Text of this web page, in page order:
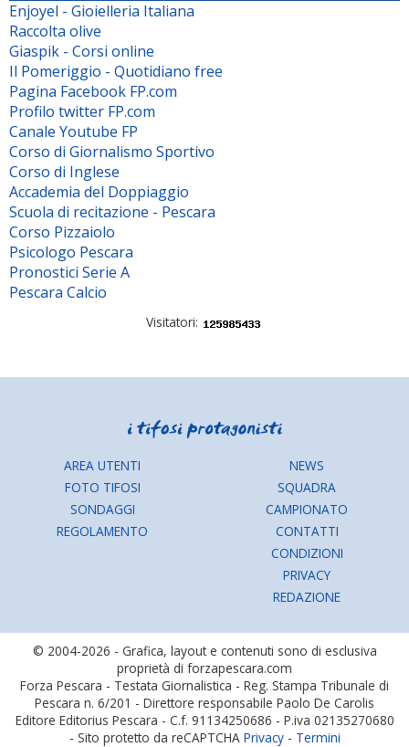
Enjoyel - Gioielleria Italiana
Raccolta olive
Giaspik - Corsi online
Il Pomeriggio - Quotidiano free
Pagina Facebook FP.com
Profilo twitter FP.com
Canale Youtube FP
Corso di Giornalismo Sportivo
Corso di Inglese
Accademia del Doppiaggio
Scuola di recitazione - Pescara
Corso Pizzaiolo
Psicologo Pescara
Pronostici Serie A
Pescara Calcio
Visitatori:
AREA UTENTI
FOTO TIFOSI
SONDAGGI
REGOLAMENTO
NEWS
SQUADRA
CAMPIONATO
CONTATTI
CONDIZIONI
PRIVACY
REDAZIONE
© 2004-2026 - Grafica, layout e contenuti sono di esclusiva
proprietà di forzapescara.com
Forza Pescara - Testata Giornalistica - Reg. Stampa Tribunale di
Pescara n. 6/201 - Direttore responsabile Paolo De Carolis
Editore Editorius Pescara - C.f. 91134250686 - P.iva 02135270680
- Sito protetto da reCAPTCHA Privacy- Termini